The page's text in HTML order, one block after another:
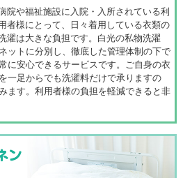
院や福祉施設に入院・入所されている利
者様にとって、日々着用している衣類の
濯は大きな負担です。白光の私物洗濯
ットに分別し、徹底した管理体制の下で
に安心できるサービスです。ご自身の衣
一足からでも洗濯料だけで承りますの
ます。利用者様の負担を軽減できると非